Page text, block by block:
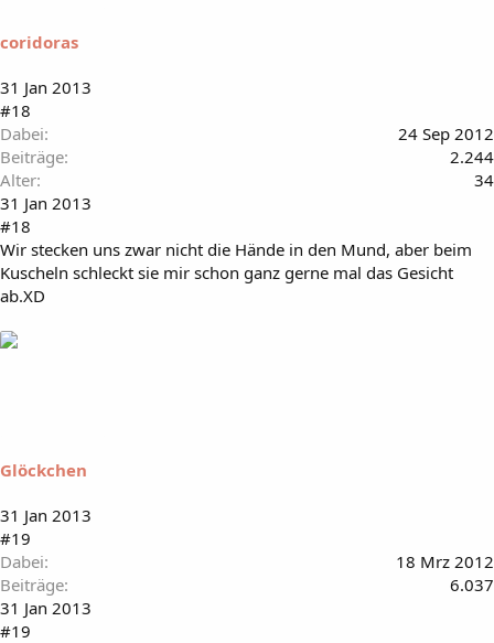
coridoras
31 Jan 2013
#18
Dabei
24 Sep 2012
Beiträge
2.244
Alter
34
31 Jan 2013
#18
Wir stecken uns zwar nicht die Hände in den Mund, aber beim
Kuscheln schleckt sie mir schon ganz gerne mal das Gesicht
ab.XD
Glöckchen
31 Jan 2013
#19
Dabei
18 Mrz 2012
Beiträge
6.037
31 Jan 2013
#19